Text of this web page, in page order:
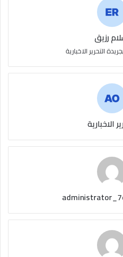
رزيق
التحرير الاخبارية
الاخبارية